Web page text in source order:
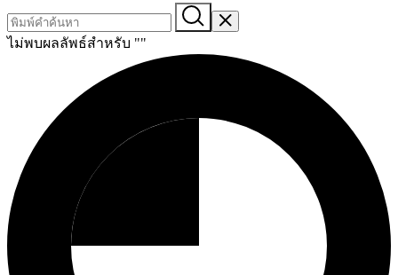
ไม่พบผลลัพธ์สำหรับ ""